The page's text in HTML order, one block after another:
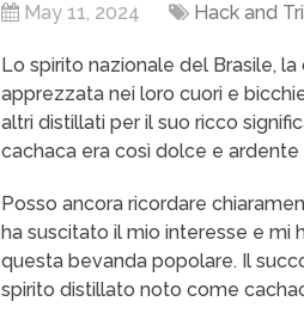
May 11, 2024 Hack and
Lo spirito nazionale del Brasile,
apprezzata nei loro cuori e
altri distillati per il suo ricco
cachaca era così dolce e
Posso ancora ricordare
ha suscitato il mio interesse e mi
questa bevanda popolare. Il
spirito distillato noto come